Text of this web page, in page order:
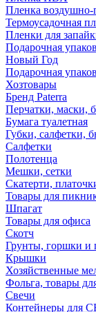
Пленка воздушно-
Термоусадочная
Пленки для
Подарочная
Новый Год
Подарочная
Хозтовары
Бренд Paterra
Перчатки, маски,
Бумага туалетная
Губки, салфетки,
Салфетки
Полотенца
Мешки, сетки
Скатерти,
Товары для
Шпагат
Товары для офиса
Скотч
Грунты, горшки и
Крышки
Хозяйственные
Фольга, товары
Свечи
Контейнеры для